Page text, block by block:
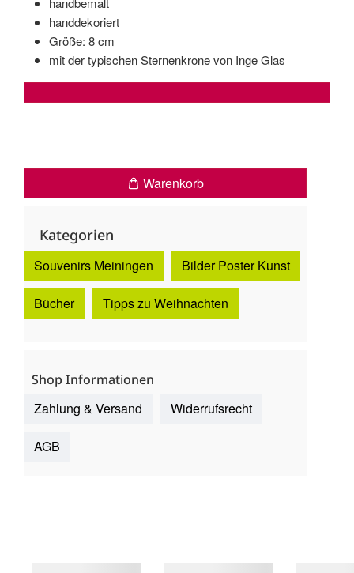
Warenkorb
Kategorien
Souvenirs Meiningen Bilder Poster Kunst
Bücher Tipps zu Weihnachten
Shop Informationen
Zahlung & Versand Widerrufsrecht
AGB
handdekoriert
Größe: 8 cm
mit der typischen Sternenkrone von Inge Glas